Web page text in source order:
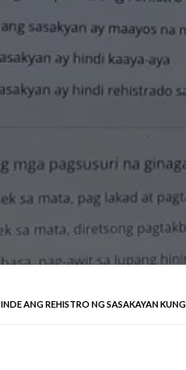
ANG REHISTRO NG SASAKAYAN